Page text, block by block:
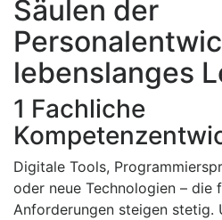
Säulen der
lebenslanges
1 Fachliche
Digitale Tools,
oder neue Technologien – die
Anforderungen steigen stetig.